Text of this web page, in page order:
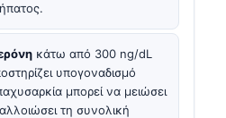
κάτω από 300 ng/dL
υπογοναδισμό
μπορεί να μειώσει
τη συνολική